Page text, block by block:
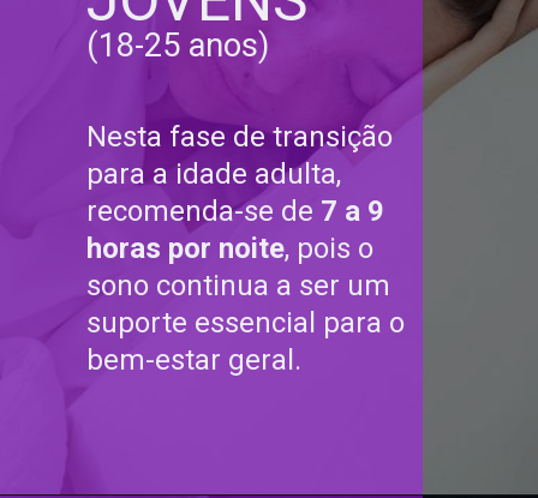
(18-25 anos)
Nesta fase de transição
para a idade adulta,
recomenda-se de 7 a 9
horas por noite, pois o
sono continua a ser um
suporte essencial para o
bem-estar geral.